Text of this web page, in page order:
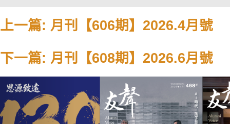
上一篇: 月刊【606期】2026.4月號
下一篇: 月刊【608期】2026.6月號
Previous